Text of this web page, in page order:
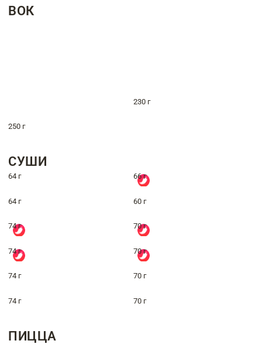
ВОК
230 г
250 г
СУШИ
64 г 66 г
64 г 60 г
74 г 70 г
74 г 70 г
74 г 70 г
74 г 70 г
ПИЦЦА